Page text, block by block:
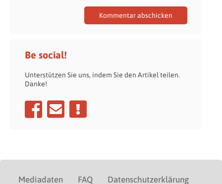
Be social!
Unterstützen Sie uns, indem Sie den Artikel teilen.
Danke!
Mediadaten FAQ Datenschutzerklärung